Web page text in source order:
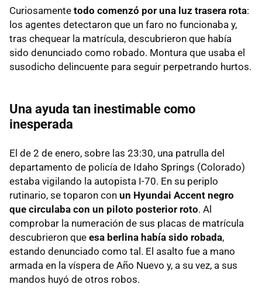
Curiosamente todo comenzó por una luz trasera rota:
los agentes detectaron que un faro no funcionaba y,
tras chequear la matrícula, descubrieron que había
sido denunciado como robado. Montura que usaba el
susodicho delincuente para seguir perpetrando hurtos.
Una ayuda tan inestimable como
inesperada
El de 2 de enero, sobre las 23:30, una patrulla del
departamento de policía de Idaho Springs (Colorado)
estaba vigilando la autopista I-70. En su periplo
rutinario, se toparon con un Hyundai Accent negro
que circulaba con un piloto posterior roto. Al
comprobar la numeración de sus placas de matrícula
descubrieron que esa berlina había sido robada,
estando denunciado como tal. El asalto fue a mano
armada en la víspera de Año Nuevo y, a su vez, a sus
mandos huyó de otros robos.